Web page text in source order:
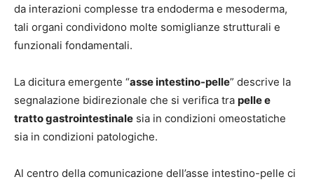
da interazioni complesse tra endoderma e mesoderma,
tali organi condividono molte somiglianze strutturali e
funzionali fondamentali.
La dicitura emergente “asse intestino-pelle” descrive la
segnalazione bidirezionale che si verifica tra pelle e
tratto gastrointestinale sia in condizioni omeostatiche
sia in condizioni patologiche.
Al centro della comunicazione dell’asse intestino-pelle ci